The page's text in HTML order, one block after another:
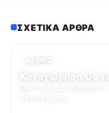
ΣΧΕΤΙΚΆ ΆΡΘΡΑ
ΆΡΘΡΟ
Καταχώρηση